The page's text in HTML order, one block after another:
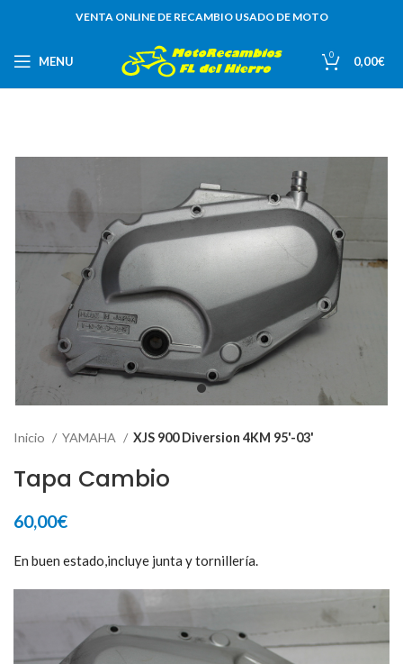
VENTA ONLINE DE RECAMBIO USADO DE MOTO
MENU 0 0,00€
Inicio YAMAHA XJS 900 Diversion 4KM 95'-03'
Tapa Cambio
60,00€
En buen estado,incluye junta y tornillería.